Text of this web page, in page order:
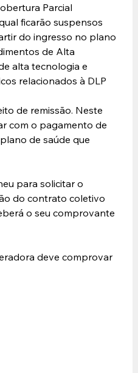
Parcial
ficarão suspensos
do ingresso no plano
de Alta
alta tecnologia e
relacionados à DLP
de remissão. Neste
com o pagamento de
de saúde que
para solicitar o
do contrato coletivo
o seu comprovante
deve comprovar